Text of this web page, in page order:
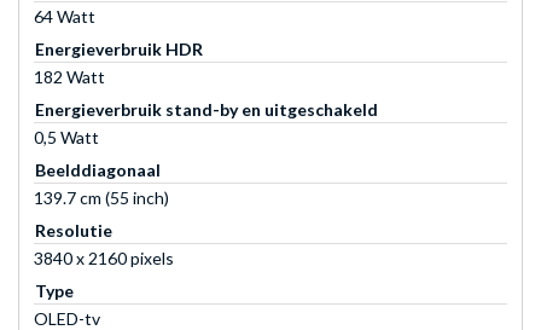
64 Watt
Energieverbruik HDR
182 Watt
Energieverbruik stand-by en uitgeschakeld
0,5 Watt
Beelddiagonaal
139.7 cm (55 inch)
Resolutie
3840 x 2160 pixels
Type
OLED-tv